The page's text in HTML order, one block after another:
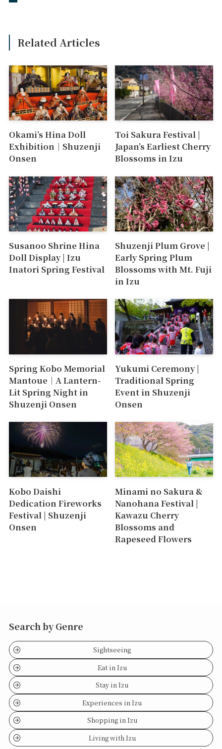
Related Articles
Okami’s Hina Doll
Exhibition｜Shuzenji
Onsen
Toi Sakura Festival |
Japan’s Earliest Cherry
Blossoms in Izu
Susanoo Shrine Hina
Doll Display | Izu
Inatori Spring Festival
Shuzenji Plum Grove |
Early Spring Plum
Blossoms with Mt. Fuji
in Izu
Spring Kobo Memorial
Mantoue｜A Lantern-
Lit Spring Night in
Shuzenji Onsen
Yukumi Ceremony |
Traditional Spring
Event in Shuzenji
Onsen
Kobo Daishi
Dedication Fireworks
Festival | Shuzenji
Onsen
Minami no Sakura &
Nanohana Festival |
Kawazu Cherry
Blossoms and
Rapeseed Flowers
Search by Genre
Sightseeing
Eat in Izu
Stay in Izu
Experiences in Izu
Shopping in Izu
Living with Izu